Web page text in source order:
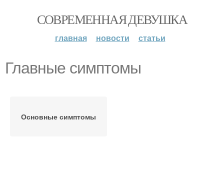
СОВРЕМЕННАЯ ДЕВУШКА
главная новости статьи
Главные симптомы
Основные симптомы